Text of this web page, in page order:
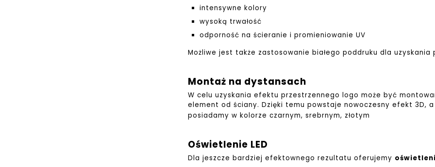
intensywne kolory
wysoką trwałość
odporność na ścieranie i promieniowanie UV
Możliwe jest także zastosowanie białego poddruku dla uzyskania
Montaż na dystansach
W celu uzyskania efektu przestrzennego logo może być
element od ściany. Dzięki temu powstaje nowoczesny efekt 3D,
posiadamy w kolorze czarnym, srebrnym, złotym
Oświetlenie LED
Dla jeszcze bardziej efektownego rezultatu oferujemy